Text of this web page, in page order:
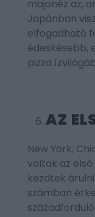
majonéz az,
Japánban
elfogadható
édeskésebb,
pizza
AZ
New York,
voltak az
kezdtek
számban